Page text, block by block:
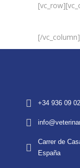
[/
+34 936 09
Carrer de
España